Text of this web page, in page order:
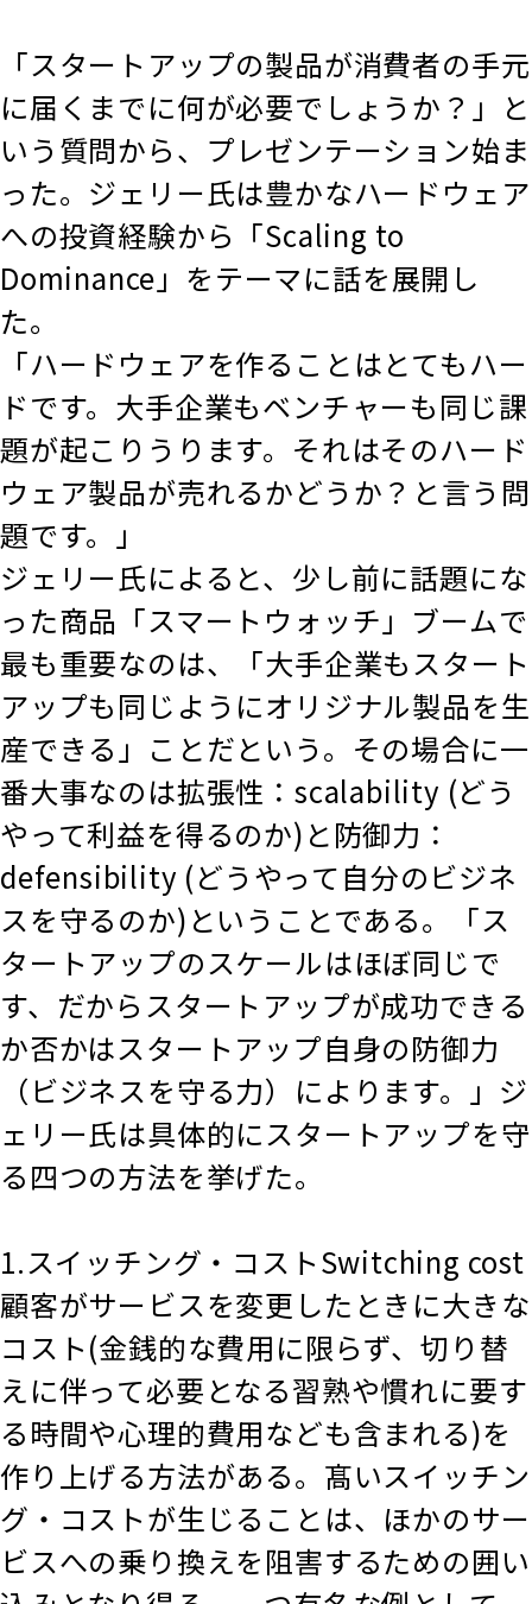
「スタートアップの製品が消費者の手元
に届くまでに何が必要でしょうか？」と
いう質問から、プレゼンテーション始ま
った。ジェリー氏は豊かなハードウェア
への投資経験から「Scaling to
Dominance」をテーマに話を展開し
た。
「ハードウェアを作ることはとてもハー
ドです。大手企業もベンチャーも同じ課
題が起こりうります。それはそのハード
ウェア製品が売れるかどうか？と言う問
題です。」
ジェリー氏によると、少し前に話題にな
った商品「スマートウォッチ」ブームで
最も重要なのは、「大手企業もスタート
アップも同じようにオリジナル製品を生
産できる」ことだという。その場合に一
番大事なのは拡張性：scalability (どう
やって利益を得るのか)と防御力：
defensibility (どうやって自分のビジネ
スを守るのか)ということである。「ス
タートアップのスケールはほぼ同じで
す、だからスタートアップが成功できる
か否かはスタートアップ自身の防御力
（ビジネスを守る力）によります。」ジ
ェリー氏は具体的にスタートアップを守
る四つの方法を挙げた。
1.スイッチング・コストSwitching cost
顧客がサービスを変更したときに大きな
コスト(金銭的な費用に限らず、切り替
えに伴って必要となる習熟や慣れに要す
る時間や心理的費用なども含まれる)を
作り上げる方法がある。髙いスイッチン
グ・コストが生じることは、ほかのサー
ビスへの乗り換えを阻害するための囲い